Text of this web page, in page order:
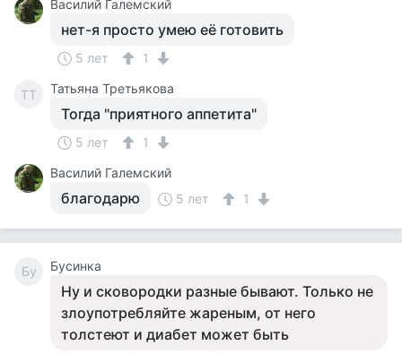
Василий Галемский
нет-я просто умею её готовить
5 лет 1
ТТ Татьяна Третьякова
Тогда "приятного аппетита"
5 лет
1
Василий Галемский
благодарю 5 лет 1
Бу Бусинка
Ну и сковородки разные бывают. Только не
злоупотребляйте жареным, от него
толстеют и диабет может быть